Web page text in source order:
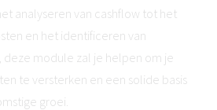
analyseren van cashflow tot het
en het identificeren van
module zal je helpen om je
te versterken en een solide basis
groei.